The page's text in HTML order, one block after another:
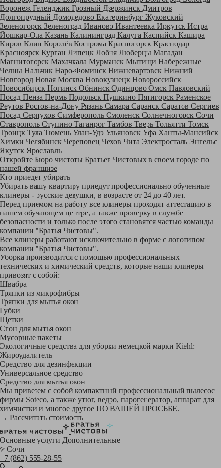
Воронеж Геленджик Грозный Дзержинск Дмитров
Долгопрудный Домодедово Екатеринбург Жуковский
Зеленогорск Зеленоград Иваново Ивантеевка Иркутск Истра
Йошкар-Ола Казань Калининград Калуга Каспийск Кашира
Киров Клин Королёв Кострома Красногорск Краснодар
Красноярск Курган Липецк Лобня Люберцы Магадан
Магнитогорск Махачкала Мурманск Мытищи Набережные
Челны Нальчик Наро-Фоминск Нижневартовск Нижний
Новгород Новая Москва Новокузнецк Новороссийск
Новосибирск Ногинск Обнинск Одинцово Омск Павловский
Посад Пенза Пермь Подольск Пушкино Пятигорск Раменское
Реутов Ростов-на-Дону Рязань Самара Саранск Саратов Сергиев
Посад Серпухов Симферополь Смоленск Солнечногорск Сочи
Ставрополь Ступино Таганрог Тамбов Тверь Тольятти Томск
Троицк Тула Тюмень Улан-Удэ Ульяновск Уфа Ханты-Мансийск
Химки Челябинск Череповец Чехов Чита Электросталь Энгельс
Якутск Ярославль
Откройте Бюро чистоты Братьев Чистовых в своем городе по
нашей франшизе
Кто приедет убирать
Убирать вашу квартиру приедут профессионально обученные
клинеры - русские девушки, в возрасте от 24 до 40 лет.
Перед приемом на работу все клинеры проходят аттестацию в
нашем обучающем центре, а также проверку в службе
безопасности и только после этого становятся частью команды
компании "Братья Чистовы".
Все клинеры работают исключительно в форме с логотипом
компании "Братья Чистовы".
Уборка производится с помощью профессиональных
технических и химический средств, которые наши клинеры
привозят с собой:
Швабра
Тряпки из микрофибры
Тряпки для мытья окон
Губки
Щетки
Сгон для мытья окон
Мусорные пакеты
Экологичные средства для уборки немецкой марки Kiehl:
Жироудалитель
Средство для дезинфекции
Универсальное средство
Средство для мытья окон
Мы привезем с собой компактный профессиональный пылесос
фирмы Soteco, а также утюг, ведро, парогенератор, аппарат для
химчистки и многое другое ПО ВАШЕЙ ПРОСЬБЕ.
→ Рассчитать стоимость
Основные услуги Дополнительные
Сочи
+7 (862) 555-28-55